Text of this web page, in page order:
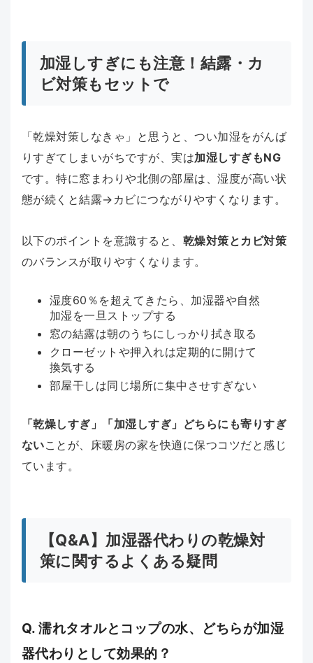
加湿しすぎにも注意！結露・カ
ビ対策もセットで
「乾燥対策しなきゃ」と思うと、つい加湿をがんば
りすぎてしまいがちですが、実は加湿しすぎもNG
です。特に窓まわりや北側の部屋は、湿度が高い状
態が続くと結露→カビにつながりやすくなります。
以下のポイントを意識すると、 乾燥対策とカビ対策
のバランスが取りやすくなります。
湿度60％を超えてきたら、加湿器や自然
加湿を一旦ストップする
窓の結露は朝のうちにしっかり拭き取る
クローゼットや押入れは定期的に開けて
換気する
部屋干しは同じ場所に集中させすぎない
「乾燥しすぎ」「加湿しすぎ」どちらにも寄りすぎ
ないことが、床暖房の家を快適に保つコツだと感じ
ています。
【Q&A】加湿器代わりの乾燥対
策に関するよくある疑問
Q. 濡れタオルとコップの水、どちらが加湿
器代わりとして効果的？